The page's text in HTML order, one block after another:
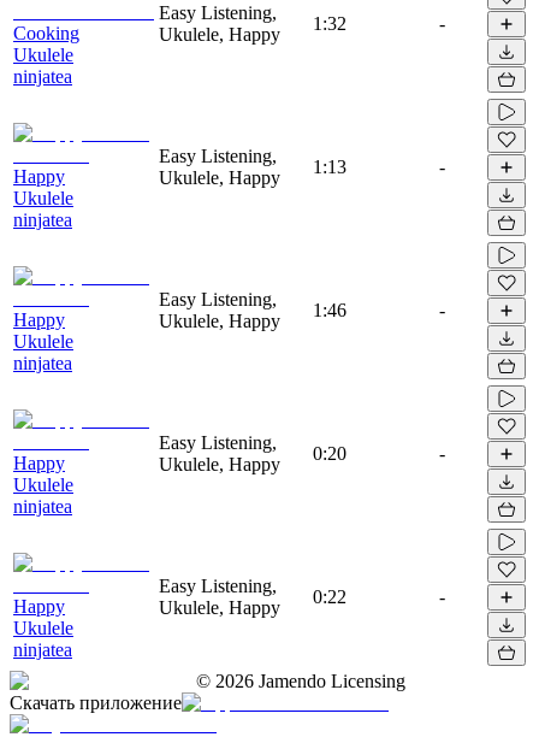
Cooking
Ukulele
ninjatea
Easy Listening,
Ukulele, Happy
1:32 -
Happy
Ukulele
ninjatea
Easy Listening,
Ukulele, Happy
1:13 -
Happy
Ukulele
ninjatea
Easy Listening,
Ukulele, Happy
1:46 -
Happy
Ukulele
ninjatea
Easy Listening,
Ukulele, Happy
0:20 -
Happy
Ukulele
ninjatea
Easy Listening,
Ukulele, Happy
0:22 -
© 2026 Jamendo Licensing
Скачать приложение